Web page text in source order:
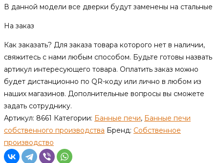
В данной модели все дверки будут заменены на стальные
На заказ
Как заказать? Для заказа товара которого нет в наличии,
свяжитесь с нами любым способом. Будьте готовы назвать
артикул интересующего товара. Оплатить заказ можно
будет дистанционно по QR-коду или лично в любом из
наших магазинов. Дополнительные вопросы вы сможете
задать сотруднику.
Артикул: 8661 Категории: Банные печи, Банные печи
собственного производства Бренд: Собственное
производство